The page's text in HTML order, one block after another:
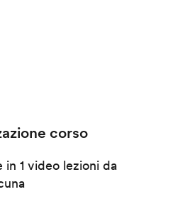
corso
1 video lezioni da